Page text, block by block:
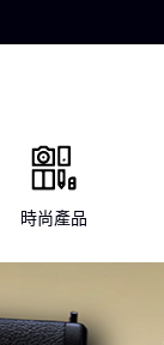
時尚產品